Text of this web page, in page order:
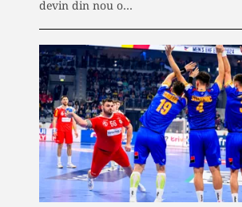
devin din nou o…